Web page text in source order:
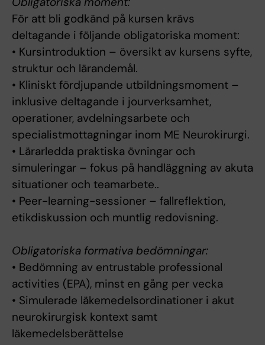
För att bli godkänd på kursen krävs
deltagande i följande obligatoriska moment:
• Kursintroduktion – översikt av kursens syfte,
struktur och lärandemål.
• Kliniskt fördjupande utbildningsmoment –
inklusive deltagande i jourverksamhet,
operationer, avdelningsarbete och
specialistmottagningar inom ME Neurokirurgi.
• Lärarledda praktiska övningar och
simuleringar – fokus på handläggning av akuta
situationer och teamarbete..
• Peer-learning-sessioner – fallreflektion,
etikdiskussion och muntlig redovisning.
Obligatoriska formativa bedömningar:
• Bedömning av entrustable professional
activities (EPA), minst en gång per vecka
• Simulerade läkemedelsordinationer i akut
neurokirurgisk kontext samt
läkemedelsberättelse